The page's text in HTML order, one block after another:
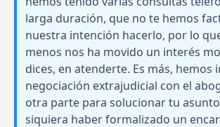
larga duración, que no te hemos
nuestra intención hacerlo, por lo
menos nos ha movido un interés
dices, en atenderte. Es más, hemos
negociación extrajudicial con el
otra parte para solucionar tu
siquiera haber formalizado un